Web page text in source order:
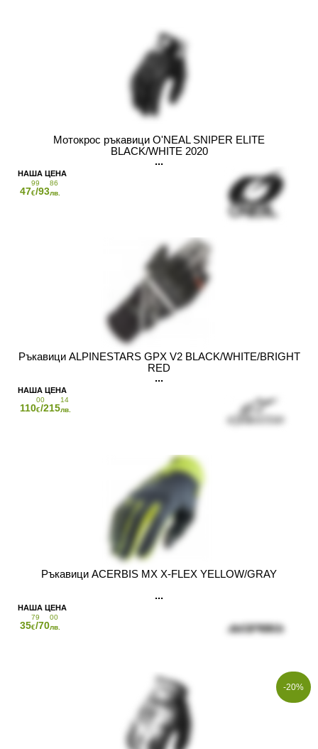
Мотокрос ръкавици O'NEAL SNIPER ELITE
BLACK/WHITE 2020
47
99
€/93
86
лв.
Ръкавици ALPINESTARS GPX V2 BLACK/WHITE/BRIGHT
RED
110
00
€/215
14
лв.
Ръкавици ACERBIS MX X-FLEX YELLOW/GRAY
35
79
€/70
00
лв.
-20%